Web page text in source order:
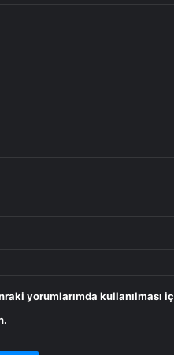
yorumlarımda kullanılması